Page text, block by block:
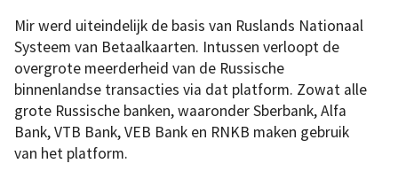
Mir werd uiteindelijk de basis van Ruslands Nationaal
Systeem van Betaalkaarten. Intussen verloopt de
overgrote meerderheid van de Russische
binnenlandse transacties via dat platform. Zowat alle
grote Russische banken, waaronder Sberbank, Alfa
Bank, VTB Bank, VEB Bank en RNKB maken gebruik
van het platform.